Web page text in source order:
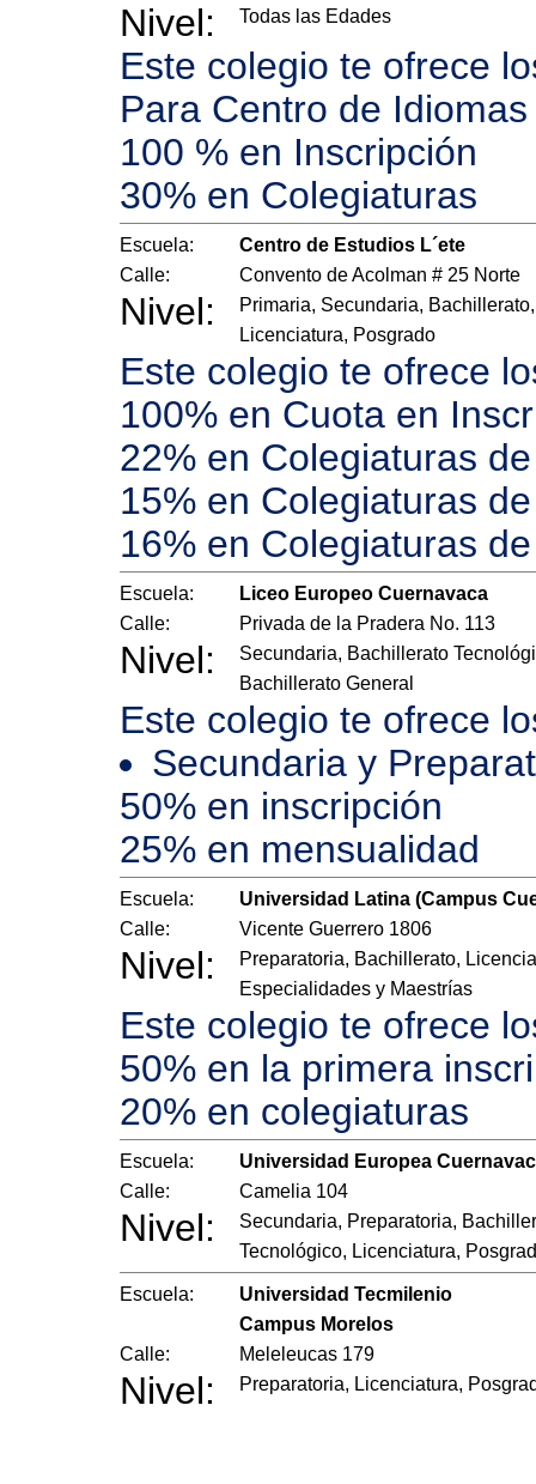
Nivel: Todas las Edades
Este colegio te ofrece
Para Centro de Idiomas
100 % en Inscripción
30% en Colegiaturas
Escuela:
Centro de Estudios L´ete
Calle:
Convento de Acolman # 25 Norte
Nivel:
Primaria, Secundaria, Bachillerato,
Licenciatura, Posgrado
Este colegio te ofrece
100% en Cuota en
22% en Colegiaturas
15% en Colegiaturas
16% en Colegiaturas
Escuela:
Liceo Europeo Cuernavaca
Calle:
Privada de la Pradera No. 113
Nivel:
Secundaria, Bachillerato
Bachillerato General
Este colegio te ofrece
Secundaria y
50% en inscripción
25% en mensualidad
Escuela:
Universidad Latina (Campus
Calle:
Vicente Guerrero 1806
Nivel:
Preparatoria, Bachillerato,
Especialidades y Maestrías
Este colegio te ofrece
50% en la primera
20% en colegiaturas
Escuela:
Universidad Europea
Calle:
Camelia 104
Nivel:
Secundaria, Preparatoria,
Tecnológico, Licenciatura,
Escuela:
Universidad Tecmilenio
Campus Morelos
Calle:
Meleleucas 179
Nivel: Preparatoria, Licenciatura,